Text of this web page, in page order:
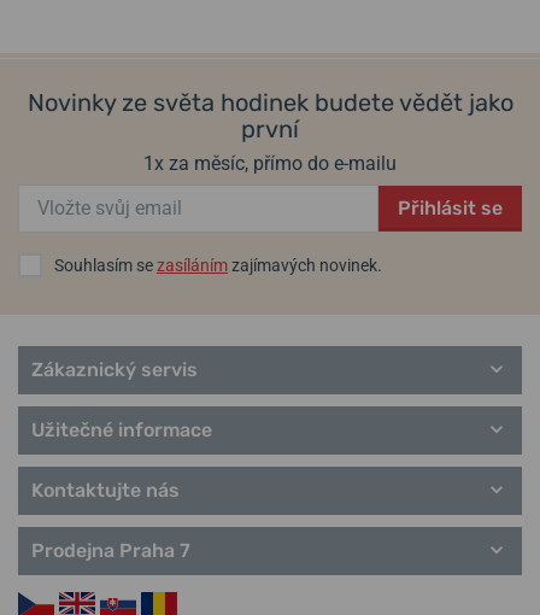
Novinky ze světa hodinek budete vědět jako
první
1x za měsíc, přímo do e-mailu
Přihlásit se
Souhlasím sezasílánímzajímavých novinek.
Zákaznický servis
Užitečné informace
Kontaktujte nás
Prodejna Praha 7